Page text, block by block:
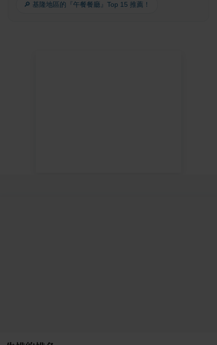
🔎 基隆地區的『午餐餐廳』Top 15 推薦！